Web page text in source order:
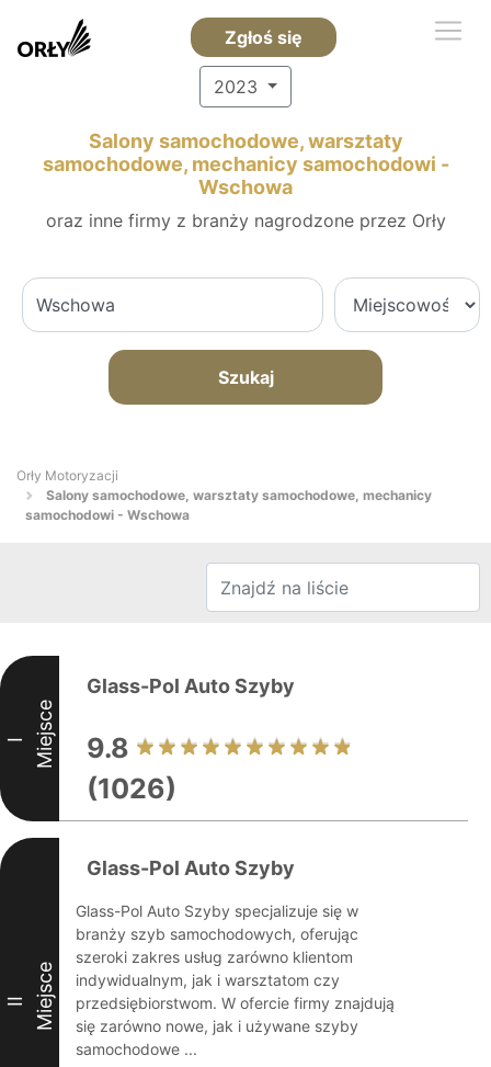
Zgłoś się
2023
Salony samochodowe, warsztaty
samochodowe, mechanicy samochodowi -
Wschowa
oraz inne firmy z branży nagrodzone przez Orły
Szukaj
Orły Motoryzacji
Salony samochodowe, warsztaty samochodowe, mechanicy
samochodowi - Wschowa
I Miejsce
Glass-Pol Auto Szyby
9.8
(1026)
II Miejsce
Glass-Pol Auto Szyby
Glass-Pol Auto Szyby specjalizuje się w
branży szyb samochodowych, oferując
szeroki zakres usług zarówno klientom
indywidualnym, jak i warsztatom czy
przedsiębiorstwom. W ofercie firmy znajdują
się zarówno nowe, jak i używane szyby
samochodowe ...